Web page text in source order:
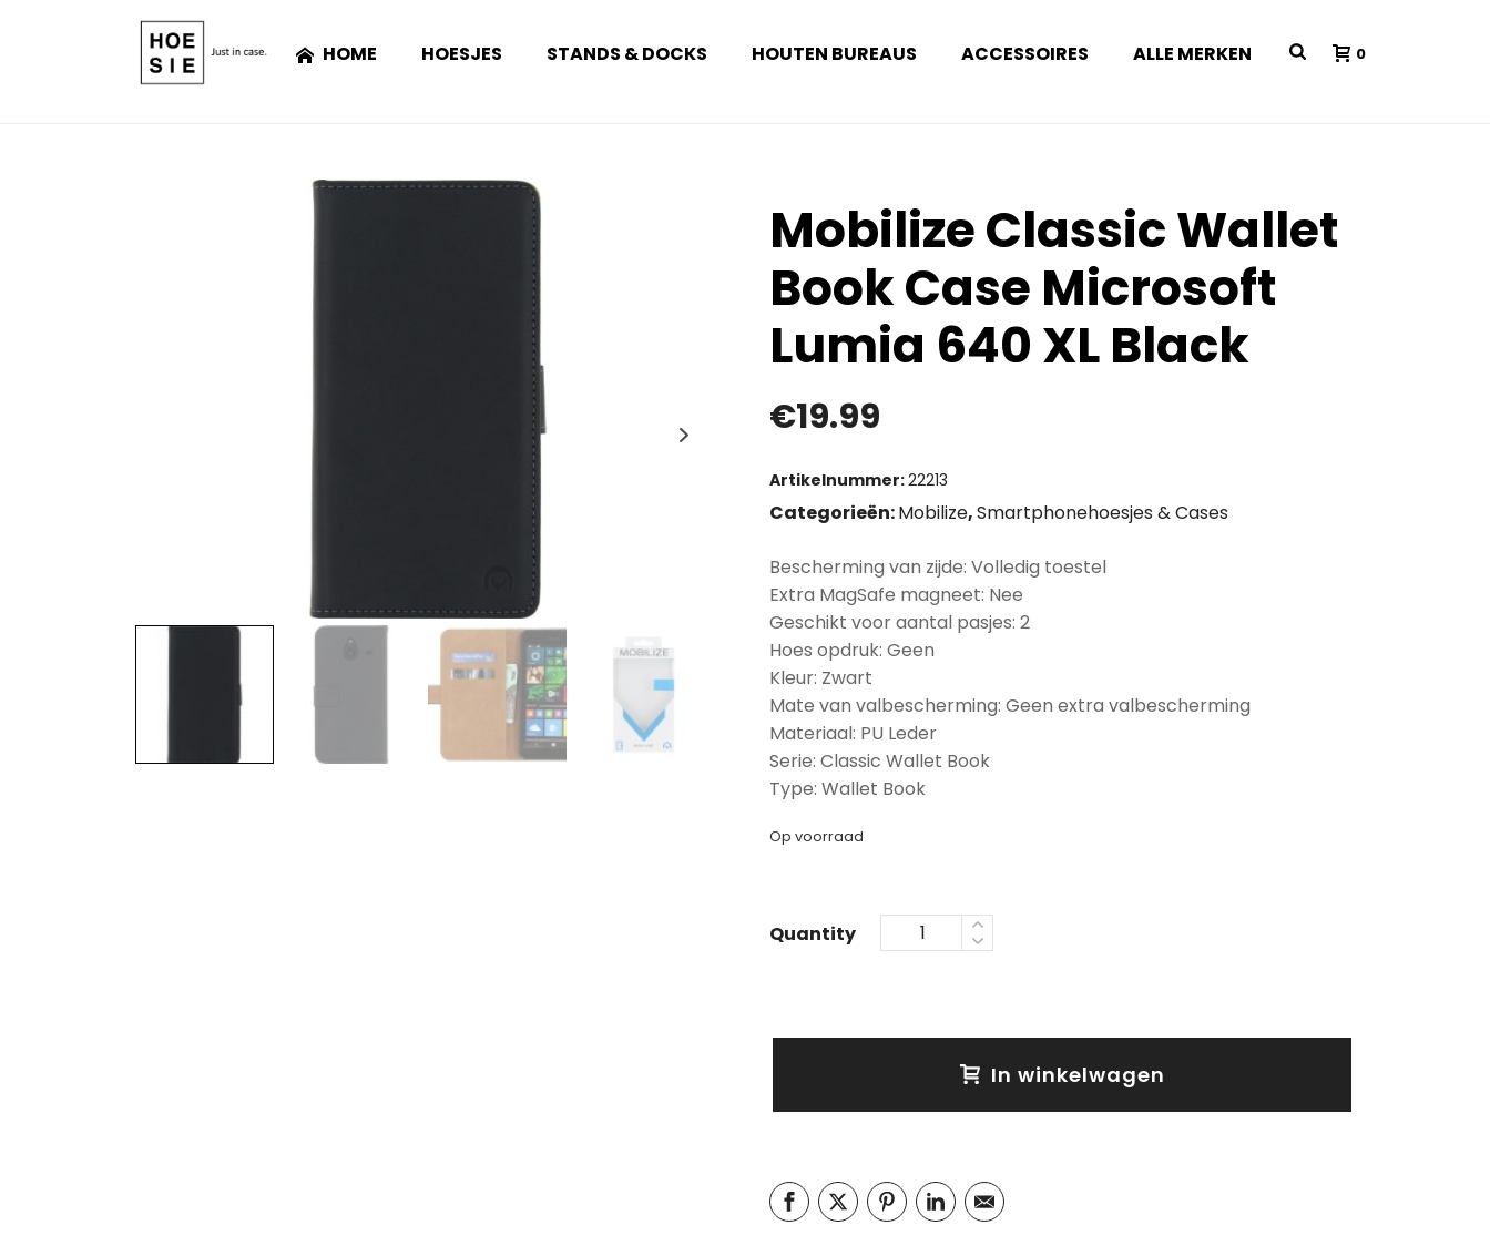
HOME HOESJES STANDS & DOCKS HOUTEN BUREAUS ACCESSOIRES ALLE MERKEN 0
Mobilize Classic Wallet
Book Case Microsoft
Lumia 640 XL Black
€19.99
Artikelnummer:22213
Categorieën:Mobilize,Smartphonehoesjes & Cases
Bescherming van zijde: Volledig toestel
Extra MagSafe magneet: Nee
Geschikt voor aantal pasjes: 2
Hoes opdruk: Geen
Kleur: Zwart
Mate van valbescherming: Geen extra valbescherming
Materiaal: PU Leder
Serie: Classic Wallet Book
Type: Wallet Book
Op voorraad
Quantity
In winkelwagen